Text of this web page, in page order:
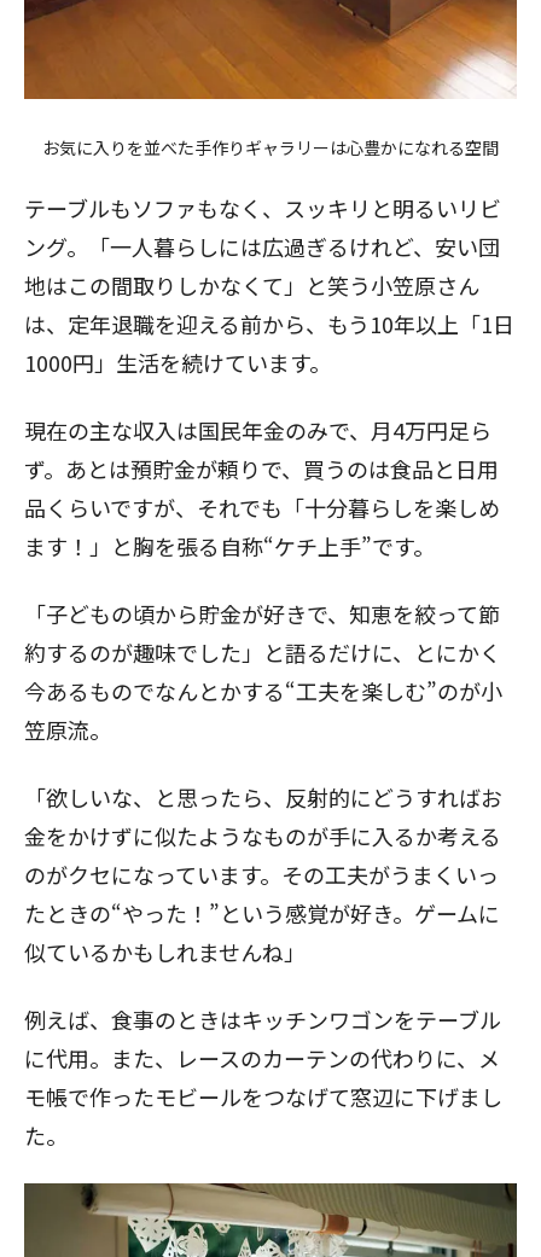
お気に入りを並べた手作りギャラリーは心豊かになれる空間
テーブルもソファもなく、スッキリと明るいリビ
ング。「一人暮らしには広過ぎるけれど、安い団
地はこの間取りしかなくて」と笑う小笠原さん
は、定年退職を迎える前から、もう10年以上「1日
1000円」生活を続けています。
現在の主な収入は国民年金のみで、月4万円足ら
ず。あとは預貯金が頼りで、買うのは食品と日用
品くらいですが、それでも「十分暮らしを楽しめ
ます！」と胸を張る自称“ケチ上手”です。
「子どもの頃から貯金が好きで、知恵を絞って節
約するのが趣味でした」と語るだけに、とにかく
今あるものでなんとかする“工夫を楽しむ”のが小
笠原流。
「欲しいな、と思ったら、反射的にどうすればお
金をかけずに似たようなものが手に入るか考える
のがクセになっています。その工夫がうまくいっ
たときの“やった！”という感覚が好き。ゲームに
似ているかもしれませんね」
例えば、食事のときはキッチンワゴンをテーブル
に代用。また、レースのカーテンの代わりに、メ
モ帳で作ったモビールをつなげて窓辺に下げまし
た。